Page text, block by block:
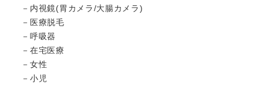
内視鏡(胃カメラ/大腸カメラ)
医療脱毛
呼吸器
在宅医療
女性
小児